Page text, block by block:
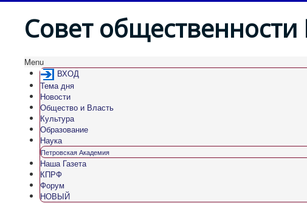
Совет общественности
Menu
ВХОД
Тема дня
Новости
Общество и Власть
Культура
Образование
Наука
Петровская Академия
Наша Газета
КПРФ
Форум
НОВЫЙ